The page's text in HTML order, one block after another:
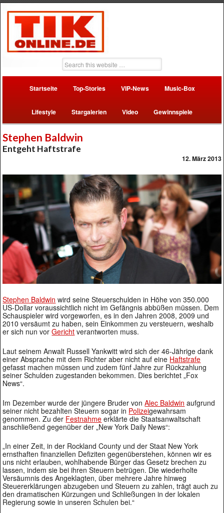
Startseite Top-Stories VIP-News Music-Box
Lifestyle Stargalerien Video Gewinnspiele
Stephen Baldwin
Entgeht Haftstrafe
12. März 2013
Stephen Baldwin wird seine Steuerschulden in Höhe von 350.000
US-Dollar voraussichtlich nicht im Gefängnis abbüßen müssen. Dem
Schauspieler wird vorgeworfen, es in den Jahren 2008, 2009 und
2010 versäumt zu haben, sein Einkommen zu versteuern, weshalb
er sich nun vorGericht verantworten muss.
Laut seinem Anwalt Russell Yankwitt wird sich der 46-Jährige dank
einer Absprache mit dem Richter aber nicht auf eine Haftstrafe
gefasst machen müssen und zudem fünf Jahre zur Rückzahlung
seiner Schulden zugestanden bekommen. Dies berichtet „Fox
News“.
Im Dezember wurde der jüngere Bruder vonAlec Baldwin aufgrund
seiner nicht bezahlten Steuern sogar in Polizeigewahrsam
genommen. Zu der Festnahme erklärte die Staatsanwaltschaft
anschließend gegenüber der „New York Daily News“:
„In einer Zeit, in der Rockland County und der Staat New York
ernsthaften finanziellen Defiziten gegenüberstehen, können wir es
uns nicht erlauben, wohlhabende Bürger das Gesetz brechen zu
lassen, indem sie bei ihren Steuern betrügen. Die wiederholte
Versäumnis des Angeklagten, über mehrere Jahre hinweg
Steuererklärungen abzugeben und Steuern zu zahlen, trägt auch zu
den dramatischen Kürzungen und Schließungen in der lokalen
Regierung sowie in unseren Schulen bei.“